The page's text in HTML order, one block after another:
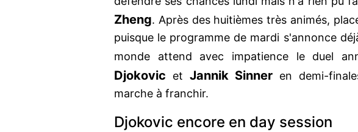
Zheng. Après des huitièmes très animés,
puisque le programme de mardi s'annonce
monde attend avec impatience le duel
Djokovic et Jannik Sinner en demi-
marche à franchir.
Djokovic encore en day session